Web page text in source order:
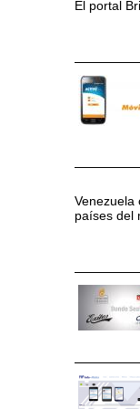
El portal
Venezuela
países del